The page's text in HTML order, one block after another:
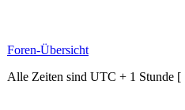
Foren-Übersicht
Alle Zeiten sind UTC + 1 Stunde [